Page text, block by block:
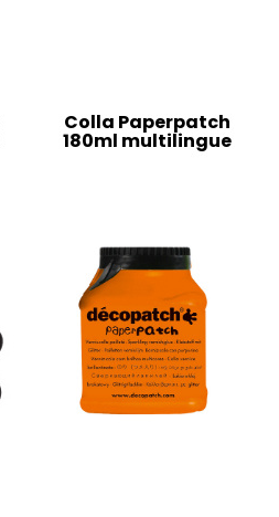
Colla Paperpatch
180ml multilingue